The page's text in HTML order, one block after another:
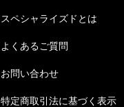
スペシャライズドとは
よくあるご質問
お問い合わせ
特定商取引法に基づく表示